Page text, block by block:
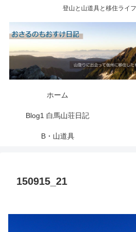
登山と山道具と移住ライ
ホーム
Blog1 白馬山荘日記
B・山道具
150915_21